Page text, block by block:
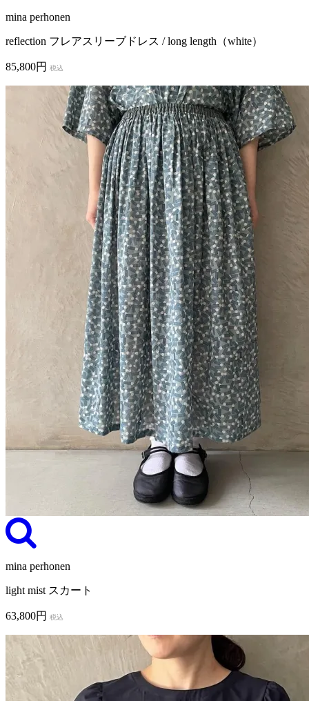
mina perhonen
reflection フレアスリーブドレス / long length（white）
85,800円 税込
mina perhonen
light mist スカート
63,800円 税込